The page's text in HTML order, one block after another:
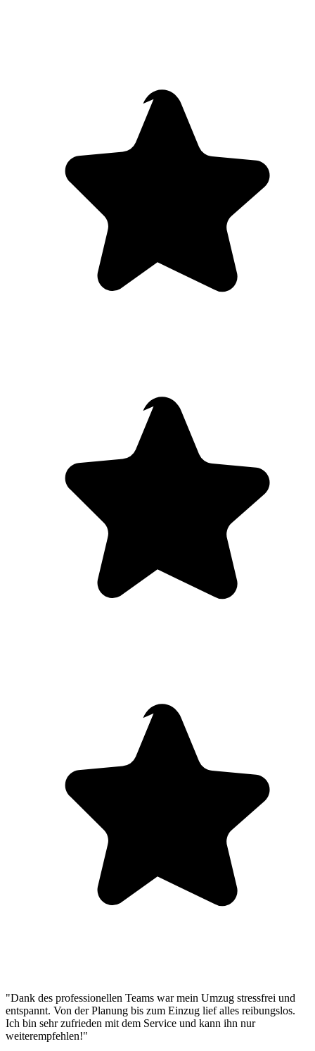
"Dank des professionellen Teams war mein Umzug stressfrei und
entspannt. Von der Planung bis zum Einzug lief alles reibungslos.
Ich bin sehr zufrieden mit dem Service und kann ihn nur
weiterempfehlen!"